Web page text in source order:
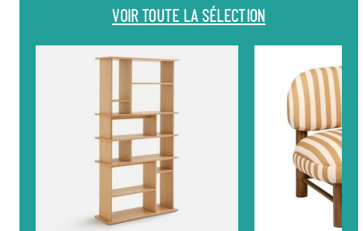
VOIR TOUTE LA SÉLECTION